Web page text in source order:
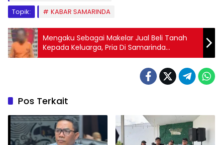
Topik: KABAR SAMARINDA
Mengaku Sebagai Makelar Jual Beli Tanah
Kepada Keluarga, Pria Di Samarinda
Diringkus Polisi Usai Menjadi Pengedar
Pos Terkait